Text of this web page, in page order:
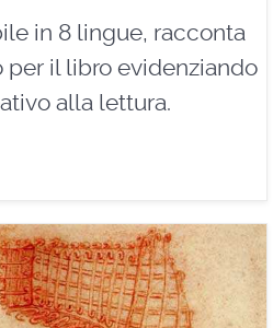
in 8 lingue, racconta
per il libro evidenziando
alla lettura.